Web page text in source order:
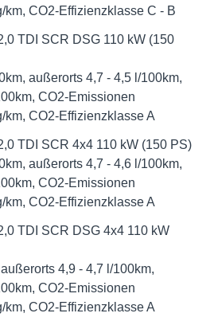
km, CO2-Effizienzklasse C - B
TDI SCR DSG 110 kW (150
außerorts 4,7 - 4,5 l/100km,
CO2-Emissionen
km, CO2-Effizienzklasse A
TDI SCR 4x4 110 kW (150 PS)
außerorts 4,7 - 4,6 l/100km,
CO2-Emissionen
km, CO2-Effizienzklasse A
TDI SCR DSG 4x4 110 kW
4,9 - 4,7 l/100km,
CO2-Emissionen
km, CO2-Effizienzklasse A